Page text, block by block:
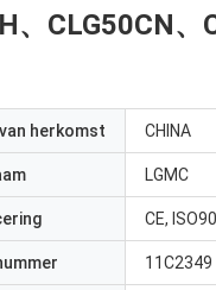
、CLG50CN、
herkomst CHINA
LGMC
CE,
11C2349